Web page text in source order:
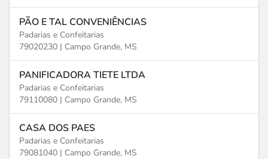
PÃO E TAL CONVENIÊNCIAS
Padarias e Confeitarias
79020230 | Campo Grande, MS
PANIFICADORA TIETE LTDA
Padarias e Confeitarias
79110080 | Campo Grande, MS
CASA DOS PAES
Padarias e Confeitarias
79081040 | Campo Grande, MS